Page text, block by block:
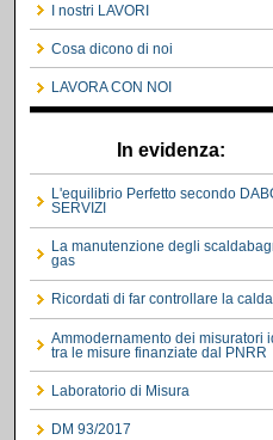
I nostri LAVORI
Cosa dicono di noi
LAVORA CON NOI
In evidenza:
L'equilibrio Perfetto secondo
SERVIZI
La manutenzione degli
gas
Ricordati di far controllare la
Ammodernamento dei misuratori
tra le misure finanziate dal PNRR
Laboratorio di Misura
DM 93/2017